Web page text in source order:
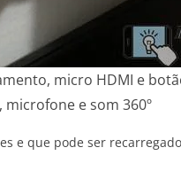
micro HDMI e
e som 360º
e que pode ser